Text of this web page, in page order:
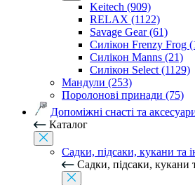
Keitech (909)
RELAX (1122)
Savage Gear (61)
Силікон Frenzy Frog
Силікон Manns (21)
Силікон Select (1129)
Мандули (253)
Поролонові принади (75)
Допоміжні снасті та
Каталог
Садки, підсаки, кукани та
Садки, підсаки, кукани